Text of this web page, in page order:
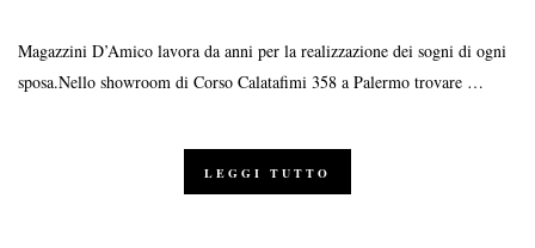
Magazzini D’Amico lavora da anni per la realizzazione dei sogni di ogni
sposa.Nello showroom di Corso Calatafimi 358 a Palermo trovare …
LEGGI TUTTO